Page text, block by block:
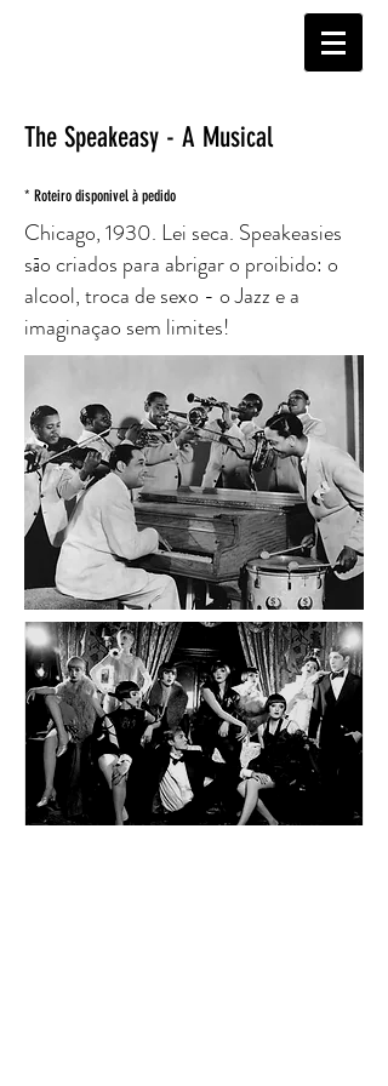
The Speakeasy - A Musical
* Roteiro disponivel à pedido
Chicago, 1930. Lei seca. Speakeasies
sāo criados para abrigar o proibido: o
alcool, troca de sexo - o Jazz e a
imaginaçao sem limites!